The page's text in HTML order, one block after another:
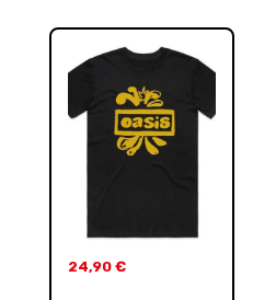
24,90 €